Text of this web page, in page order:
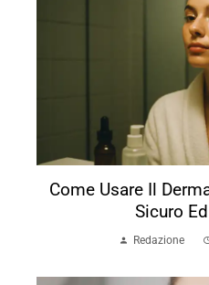
Come Usare Il
Sicuro
Redazione